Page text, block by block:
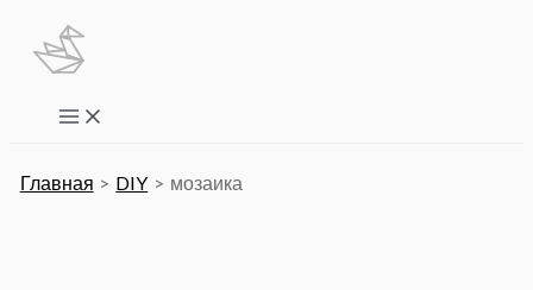
Перейти
содержимому
Main
Menu
Главная DIY мозаика